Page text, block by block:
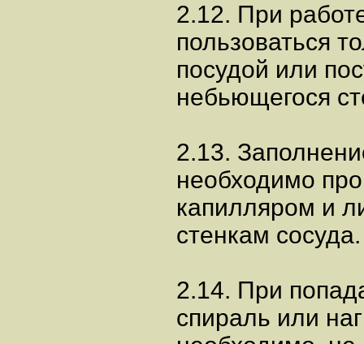
2.12. При
пользоваться
посудой или
небьющегося
2.13.
необходимо
капилляром и
стенкам сосуда.
2.14. При
спираль или